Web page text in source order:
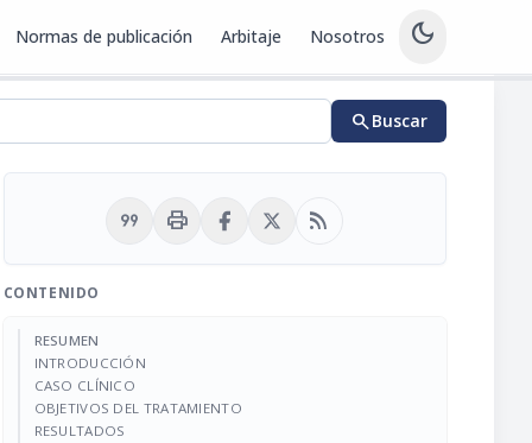
Normas de publicación Arbitaje Nosotros dark_mode
searchBuscar
format_quote print rss_feed
CONTENIDO
RESUMEN
INTRODUCCIÓN
CASO CLÍNICO
OBJETIVOS DEL TRATAMIENTO
RESULTADOS